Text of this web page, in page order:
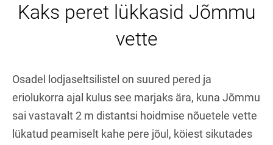
Kaks peret lükkasid Jõmmu
vette
Osadel lodjaseltsilistel on suured pered ja
eriolukorra ajal kulus see marjaks ära, kuna Jõmmu
sai vastavalt 2 m distantsi hoidmise nõuetele vette
lükatud peamiselt kahe pere jõul, köiest sikutades